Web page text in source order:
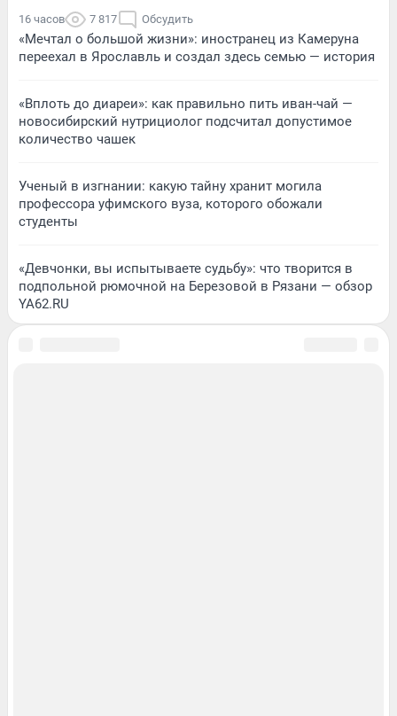
16 часов 7 817 Обсудить
«Мечтал о большой жизни»: иностранец из Камеруна
переехал в Ярославль и создал здесь семью — история
«Вплоть до диареи»: как правильно пить иван-чай —
новосибирский нутрициолог подсчитал допустимое
количество чашек
Ученый в изгнании: какую тайну хранит могила
профессора уфимского вуза, которого обожали
студенты
«Девчонки, вы испытываете судьбу»: что творится в
подпольной рюмочной на Березовой в Рязани — обзор
YA62.RU